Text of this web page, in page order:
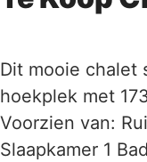
Dit mooie chalet
hoekplek met
Voorzien van:
Slaapkamer 1